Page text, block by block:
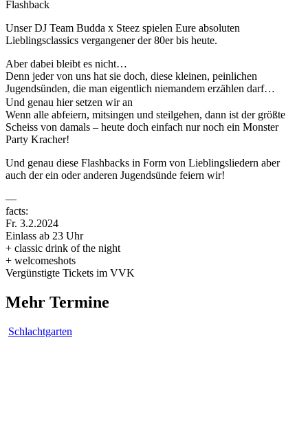
Flashback
Unser DJ Team Budda x Steez spielen Eure absoluten
Lieblingsclassics vergangener der 80er bis heute.
Aber dabei bleibt es nicht…
Denn jeder von uns hat sie doch, diese kleinen, peinlichen
Jugendsünden, die man eigentlich niemandem erzählen darf…
Und genau hier setzen wir an
Wenn alle abfeiern, mitsingen und steilgehen, dann ist der größte
Scheiss von damals – heute doch einfach nur noch ein Monster
Party Kracher!
Und genau diese Flashbacks in Form von Lieblingsliedern aber
auch der ein oder anderen Jugendsünde feiern wir!
—
facts:
Fr. 3.2.2024
Einlass ab 23 Uhr
+ classic drink of the night
+ welcomeshots
Vergünstigte Tickets im VVK
Mehr Termine
Schlachtgarten